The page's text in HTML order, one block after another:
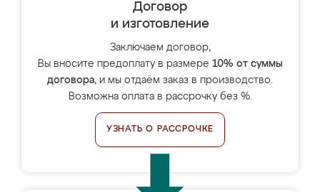
Договор
и изготовление
Заключаем договор,
Вы вносите предоплату в размере 10% от суммы
договора, и мы отдаём заказ в производство.
Возможна оплата в рассрочку без %.
УЗНАТЬ О РАССРОЧКЕ